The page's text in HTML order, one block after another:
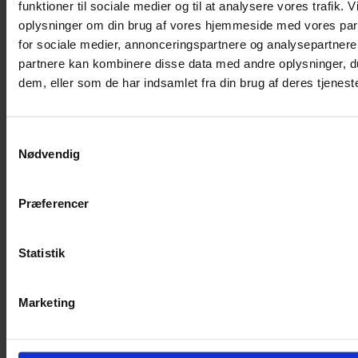
funktioner til sociale medier og til at analysere vores trafik.
oplysninger om din brug af vores hjemmeside med vores
for sociale medier, annonceringspartnere og
partnere kan kombinere disse data med andre oplysninger,
dem, eller som de har indsamlet fra din brug af deres
Nødvendig
Præferencer
Statistik
Marketing
øjenklappen.
Ryk øjenklappen i position, så den er placeret bag ved
glasset.
elastikbåndet.
Juster øjenklappen, så den sidder godt, når brillen anvendes
Briller UDEN næseklemme: